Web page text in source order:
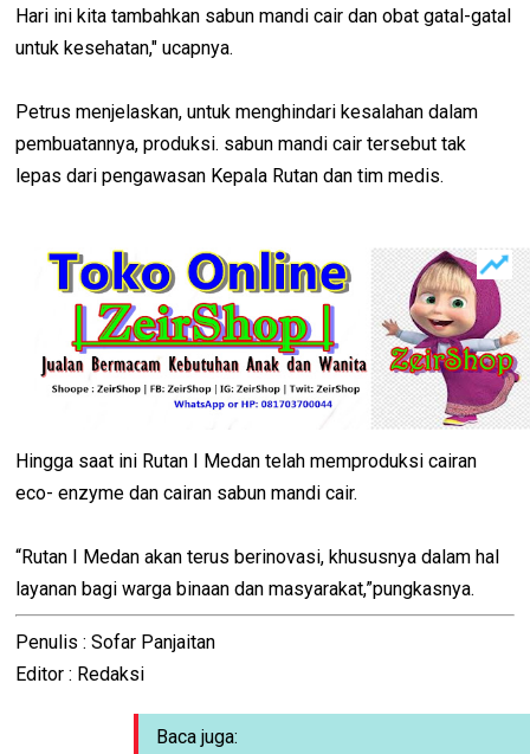
Hari ini kita tambahkan sabun mandi cair dan obat gatal-gatal
untuk kesehatan," ucapnya.
Petrus menjelaskan, untuk menghindari kesalahan dalam
pembuatannya, produksi. sabun mandi cair tersebut tak
lepas dari pengawasan Kepala Rutan dan tim medis.
Hingga saat ini Rutan I Medan telah memproduksi cairan
eco- enzyme dan cairan sabun mandi cair.
“Rutan I Medan akan terus berinovasi, khususnya dalam hal
layanan bagi warga binaan dan masyarakat,”pungkasnya.
Penulis : Sofar Panjaitan
Editor : Redaksi
Baca juga: